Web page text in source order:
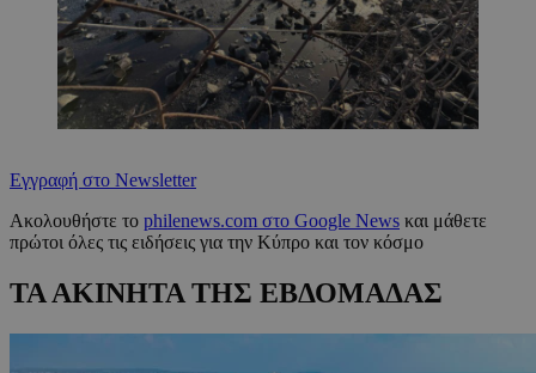
Εγγραφή στο Newsletter
Ακολουθήστε το philenews.com στο Google News και μάθετε
πρώτοι όλες τις ειδήσεις για την Κύπρο και τον κόσμο
ΤΑ ΑΚΙΝΗΤΑ ΤΗΣ ΕΒΔΟΜΑΔΑΣ